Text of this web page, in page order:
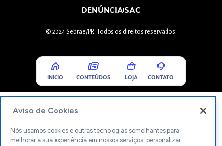
DENÚNCIASAC
© 2024 Sebrae/PR. Todos os direitos reservados.
INICIO CONTEÚDOS LOJA CONTATO
Aviso de Cookies
Nós usamos cookies e outras tecnologias semelhantes para
melhorar a sua experiência em nossos serviços, personalizar